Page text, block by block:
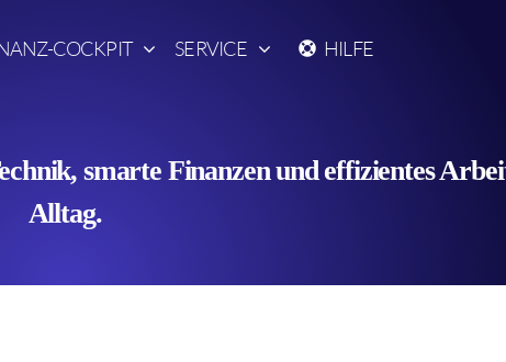
COCKPIT SERVICE HILFE
smarte Finanzen und effizientes
Alltag.